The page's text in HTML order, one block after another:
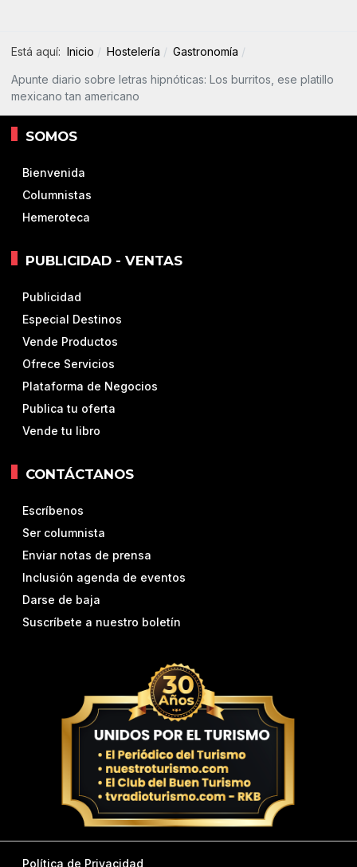
Está aquí: Inicio Hostelería Gastronomía
Apunte diario sobre letras hipnóticas: Los burritos, ese platillo
mexicano tan americano
SOMOS
Bienvenida
Columnistas
Hemeroteca
PUBLICIDAD - VENTAS
Publicidad
Especial Destinos
Vende Productos
Ofrece Servicios
Plataforma de Negocios
Publica tu oferta
Vende tu libro
CONTÁCTANOS
Escríbenos
Ser columnista
Enviar notas de prensa
Inclusión agenda de eventos
Darse de baja
Suscríbete a nuestro boletín
Política de Privacidad